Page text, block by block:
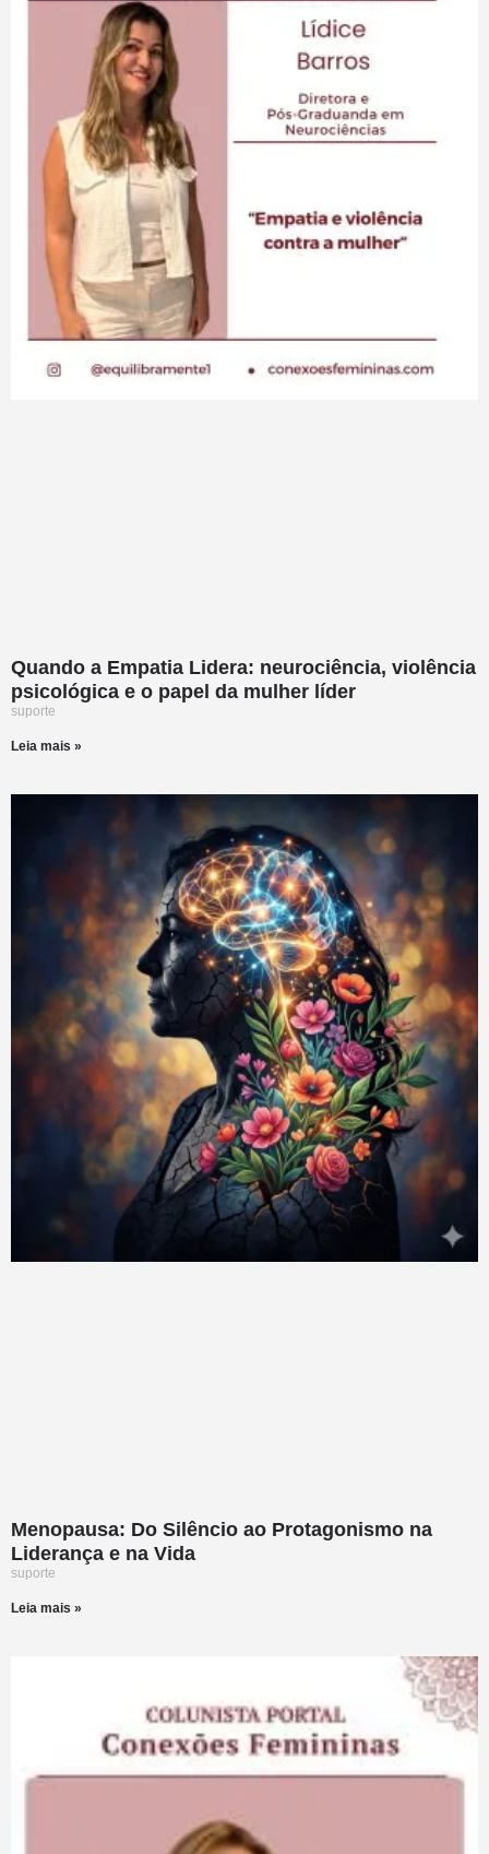
Quando a Empatia Lidera: neurociência, violência
psicológica e o papel da mulher líder
suporte
Leia mais »
Menopausa: Do Silêncio ao Protagonismo na
Liderança e na Vida
suporte
Leia mais »